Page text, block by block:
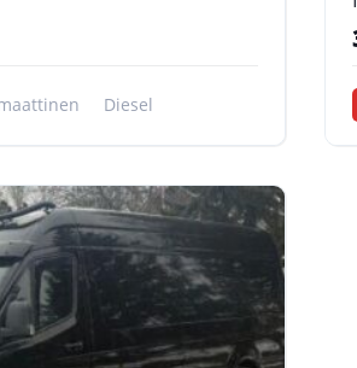
Diesel